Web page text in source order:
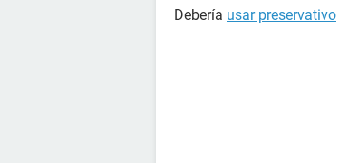
Debería usar preservativo